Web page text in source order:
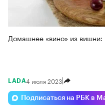
Домашнее «вино» из
LADA4 июля 2023
Подписаться на РБК в